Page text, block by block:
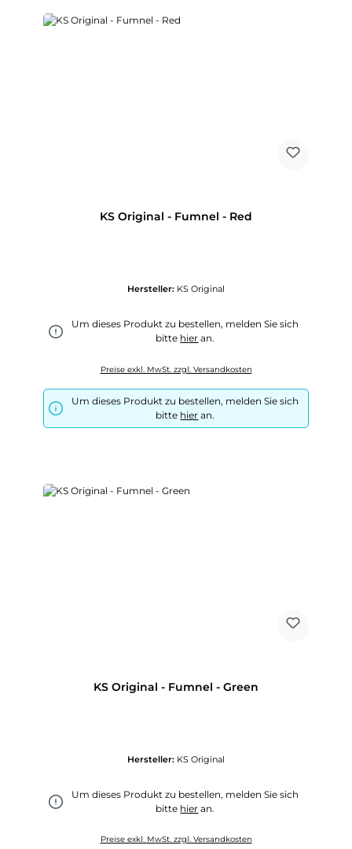
KS Original - Fumnel - Red
Hersteller: KS Original
Um dieses Produkt zu bestellen, melden Sie sich
bitte hier an.
Preise exkl. MwSt. zzgl. Versandkosten
Um dieses Produkt zu bestellen, melden Sie sich
bitte hier an.
KS Original - Fumnel - Green
Hersteller: KS Original
Um dieses Produkt zu bestellen, melden Sie sich
bitte hier an.
Preise exkl. MwSt. zzgl. Versandkosten